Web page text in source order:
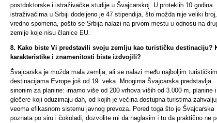
postdoktorske i istraživačke studije u Švajcarskoj. U proteklih 10 godina
istraživačima u Srbiji dodeljeno je 47 stipendija, što možda nije veliki
vredno spomena, pošto se Srbija nalazi na prvom mestu u odnosu na
zemlje koje nisu članice EU.
8. Kako biste Vi predstavili svoju zemlju kao turističku destinaciju?
karakteristike i znamenitosti biste izdvojili?
Švajcarska je možda mala zemlja, ali se nalazi među najboljim turističkim
destinacijama Evrope još od 19. veka. Mnogima Švajcarska predstavlja
sinonim za planine: imamo više od 200 vrhova viših od 3.000 m, planine i
glečere koji oduzimaju dah, od kojih je većina dostupna turistima
veoma efikasnom sistemu javnog prevoza. Pored toga što je Švajcarska
poznata po siru i čokoladi, dozvolite mi da naglasim i to da praktično ne